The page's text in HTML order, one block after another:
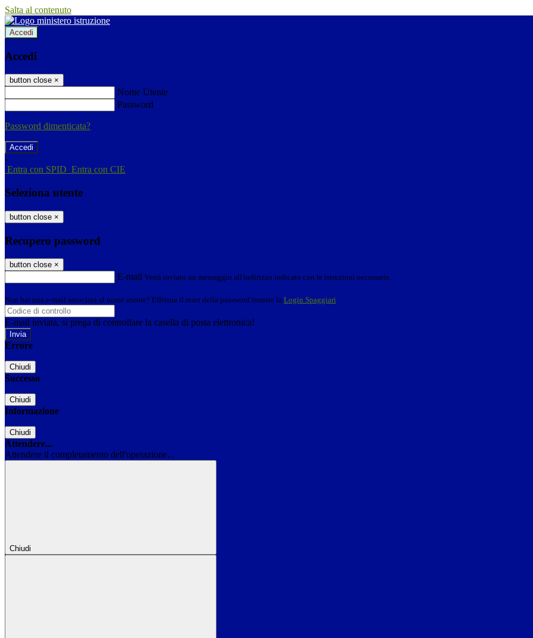
Salta al contenuto
Accedi
Accedi
button close ×
Nome Utente
Password
Password dimenticata?
-
Entra con SPID Entra con CIE
Seleziona utente
button close ×
Recupero password
button close ×
E-mail Verrà inviato un messaggio all'indirizzo indicato con le istruzioni necessarie.
Non hai una e-mail associata al nome utente? Effettua il reset della password tramite la Login Spaggiari
E-mail inviata, si prega di controllare la casella di posta elettronica!
Errore
Chiudi
Successo
Chiudi
Informazione
Chiudi
Attendere...
Attendere il completamento dell'operazione...
Chiudi